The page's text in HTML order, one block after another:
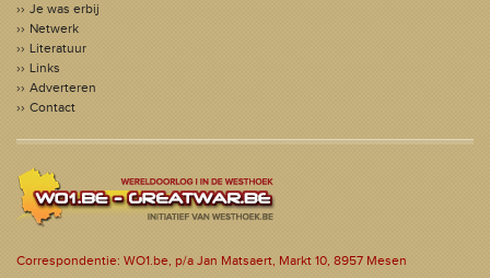
Je was erbij
Netwerk
Literatuur
Links
Adverteren
Contact
Correspondentie: WO1.be, p/a Jan Matsaert, Markt 10, 8957 Mesen